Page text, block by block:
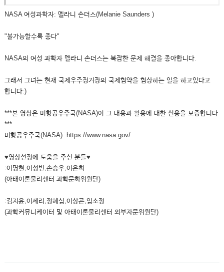
NASA 여성과학자: 멜라니 손더스(Melanie Saunders )
"불가능할수록 좋다"
NASA의 여성 과학자 멜라니 손더스는 복잡한 문제 해결을 좋아합니다.
그래서 그녀는 현재 국제우주정거장의 국제협약을 협상하는 일을 하고있다고
합니다:)
***본 영상은 미항공우주국(NASA)이 그 내용과 활용에 대한 신용을 보증합니다
***
미항공우주국(NASA): https://www.nasa.gov/
♥영상선정에 도움을 주신 분들♥
:이명현,이성빈,손승우,이은희
(아태이론물리센터 과학문화위원단)
:김지윤,이세리,정혜심,이상곤,임소정
(과학커뮤니케이터 및 아태이론물리센터 외부자문위원단)